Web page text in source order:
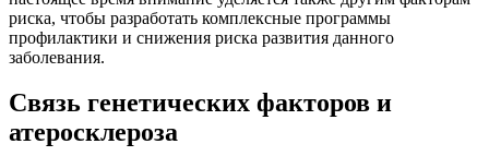
риска, чтобы разработать комплексные программы
профилактики и снижения риска развития данного
заболевания.
Связь генетических факторов и
атеросклероза